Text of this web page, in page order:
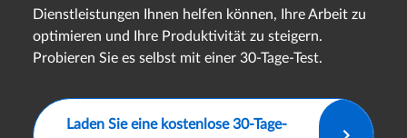
Dienstleistungen Ihnen helfen können, Ihre Arbeit zu
optimieren und Ihre Produktivität zu steigern.
Probieren Sie es selbst mit einer 30-Tage-Test.
Laden Sie eine kostenlose 30-Tage-